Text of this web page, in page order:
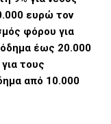
ευρώ τον
φόρου για
έως 20.000
τους
από 10.000